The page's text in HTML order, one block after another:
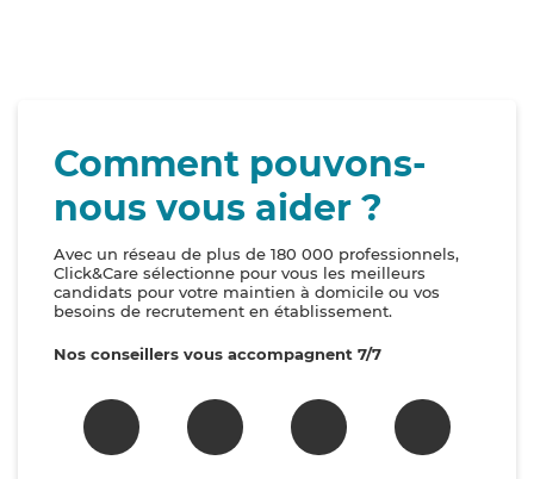
Comment pouvons-
nous vous aider ?
Avec un réseau de plus de 180 000 professionnels,
Click&Care sélectionne pour vous les meilleurs
candidats pour votre maintien à domicile ou vos
besoins de recrutement en établissement.
Nos conseillers vous accompagnent 7/7